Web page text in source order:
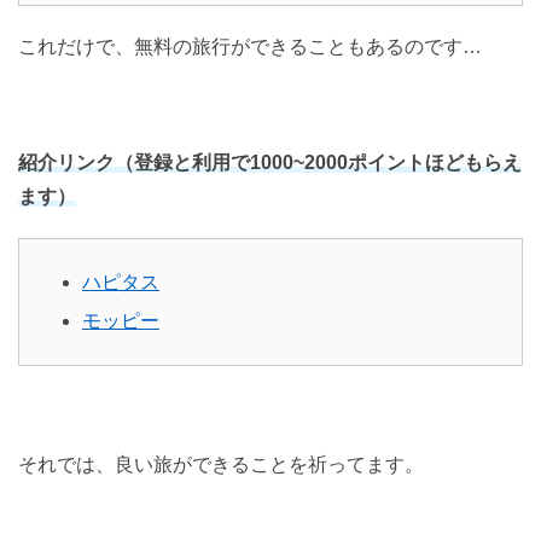
これだけで、無料の旅行ができることもあるのです…
紹介リンク（登録と利用で1000~2000ポイントほどもらえ
ます）
ハピタス
モッピー
それでは、良い旅ができることを祈ってます。